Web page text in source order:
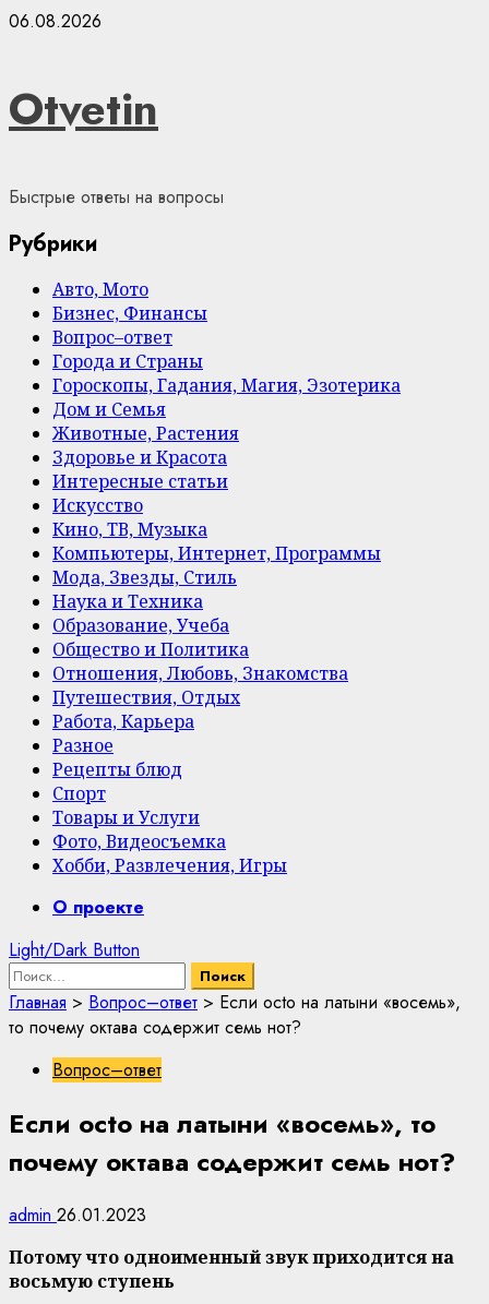
Skip
06.08.2026
Otvetin
Быстрые ответы на вопросы
Рубрики
Авто, Мото
Бизнес, Финансы
Вопрос–ответ
Города и Страны
Гороскопы, Гадания, Магия, Эзотерика
Дом и Семья
Животные, Растения
Здоровье и Красота
Интересные статьи
Искусство
Кино, ТВ, Музыка
Компьютеры, Интернет, Программы
Мода, Звезды, Стиль
Наука и Техника
Образование, Учеба
Общество и Политика
Отношения, Любовь, Знакомства
Путешествия, Отдых
Работа, Карьера
Разное
Рецепты блюд
Спорт
Товары и Услуги
Фото, Видеосъемка
Хобби, Развлечения, Игры
PrimaryО проекте
Light/Dark Button
Найти:
Главная > Вопрос–ответ > Если octo на латыни «восемь»,
то почему октава содержит семь нот?
Вопрос–ответ
Если octo на латыни «восемь», то
почему октава содержит семь нот?
admin 26.01.2023
Потому что одноименный звук приходится на
восьмую ступень